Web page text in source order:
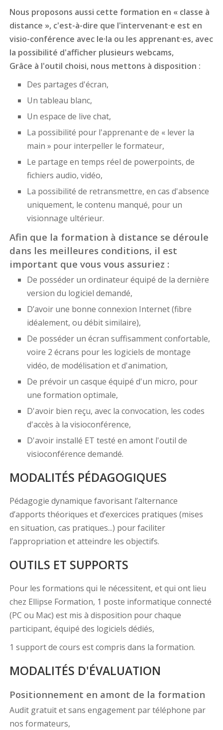
Nous proposons aussi cette formation en « classe à
distance », c'est-à-dire que l'intervenant·e est en
visio-conférence avec le·la ou les apprenant·es, avec
la possibilité d'afficher plusieurs webcams,
Grâce à l'outil choisi, nous mettons à disposition :
Des partages d'écran,
Un tableau blanc,
Un espace de live chat,
La possibilité pour l'apprenant·e de « lever la
main » pour interpeller le formateur,
Le partage en temps réel de powerpoints, de
fichiers audio, vidéo,
La possibilité de retransmettre, en cas d'absence
uniquement, le contenu manqué, pour un
visionnage ultérieur.
Afin que la formation à distance se déroule
dans les meilleures conditions, il est
important que vous vous assuriez :
De posséder un ordinateur équipé de la dernière
version du logiciel demandé,
D’avoir une bonne connexion Internet (fibre
idéalement, ou débit similaire),
De posséder un écran suffisamment confortable,
voire 2 écrans pour les logiciels de montage
vidéo, de modélisation et d'animation,
De prévoir un casque équipé d'un micro, pour
une formation optimale,
D'avoir bien reçu, avec la convocation, les codes
d'accès à la visioconférence,
D'avoir installé ET testé en amont l'outil de
visioconférence demandé.
MODALITÉS PÉDAGOGIQUES
Pédagogie dynamique favorisant l’alternance
d’apports théoriques et d’exercices pratiques (mises
en situation, cas pratiques...) pour faciliter
l’appropriation et atteindre les objectifs.
OUTILS ET SUPPORTS
Pour les formations qui le nécessitent, et qui ont lieu
chez Ellipse Formation, 1 poste informatique connecté
(PC ou Mac) est mis à disposition pour chaque
participant, équipé des logiciels dédiés,
1 support de cours est compris dans la formation.
MODALITÉS D'ÉVALUATION
Positionnement en amont de la formation
Audit gratuit et sans engagement par téléphone par
nos formateurs,